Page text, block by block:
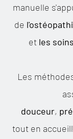
manuelle
de
et les
Les
douceur,
tout en